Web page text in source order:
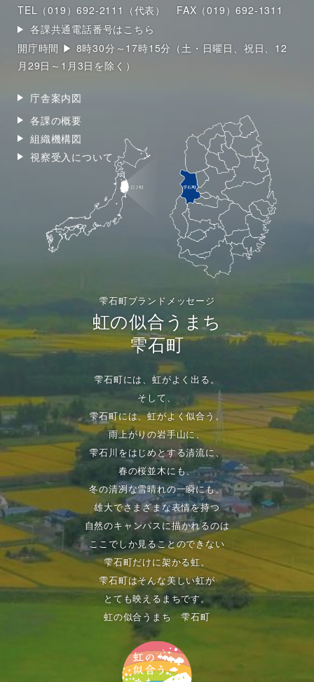
TEL（019）692-2111（代表）
FAX（019）692-1311
各課共通電話番号はこちら
開庁時間 ▶ 8時30分～17時15分（土・日曜日、祝日、12
月29日～1月3日を除く）
庁舎案内図
各課の概要
組織機構図
視察受入について
雫石町ブランドメッセージ
虹の似合うまち
雫石町
雫石町には、虹がよく出る。
そして、
雫石町には、虹がよく似合う。
雨上がりの岩手山に、
雫石川をはじめとする清流に、
春の桜並木にも、
冬の清冽な雪晴れの一瞬にも、
雄大でさまざまな表情を持つ
自然のキャンパスに描かれるのは
ここでしか見ることのできない
雫石町だけに架かる虹。
雫石町はそんな美しい虹が
とても映えるまちです。
虹の似合うまち 雫石町